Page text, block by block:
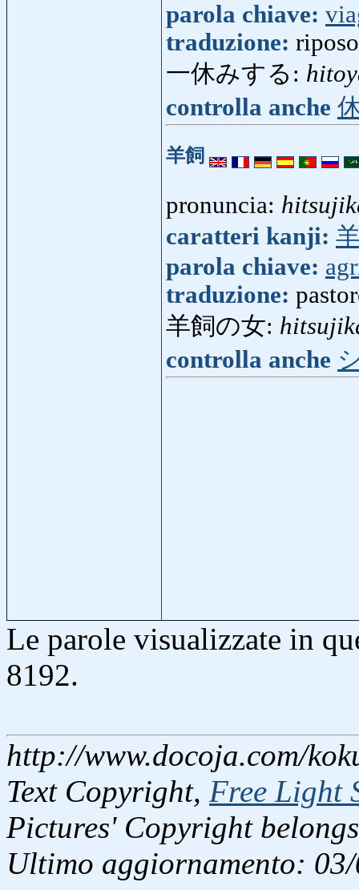
parola chiave:
traduzione: riposo
一休みする:
controlla anche
羊飼
pronuncia:
caratteri kanji:
parola chiave:
traduzione:
羊飼の女:
controlla anche
Le parole visualizzate in
8192.
http://www.docoja.com/
Text Copyright, Free Light
Pictures' Copyright
Ultimo aggiornamento: